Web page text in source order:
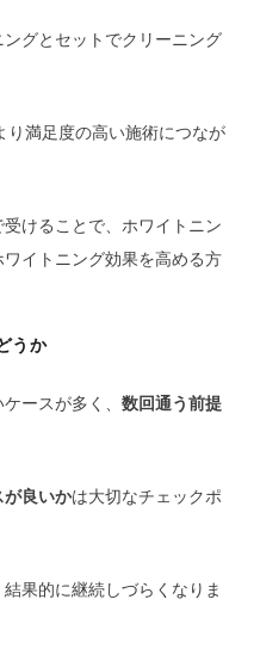
グとセットでクリーニング
り満足度の高い施術につなが
けることで、ホワイトニン
イトニング効果を高める方
うか
ースが多く、 数回通う前提
が良いかは大切なチェックポ
果的に継続しづらくなりま